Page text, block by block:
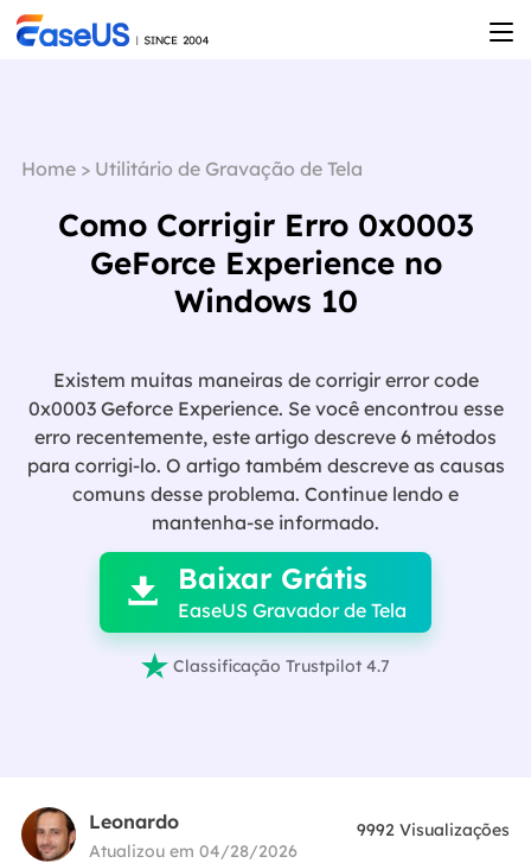
Home> Utilitário de Gravação de Tela
Como Corrigir Erro 0x0003
GeForce Experience no
Windows 10
Existem muitas maneiras de corrigir error code
0x0003 Geforce Experience. Se você encontrou esse
erro recentemente, este artigo descreve 6 métodos
para corrigi-lo. O artigo também descreve as causas
comuns desse problema. Continue lendo e
mantenha-se informado.

 Baixar Grátis
EaseUS Gravador de Tela
 Classificação Trustpilot 4.7
Leonardo
Atualizou em 04/28/2026
9992 Visualizações